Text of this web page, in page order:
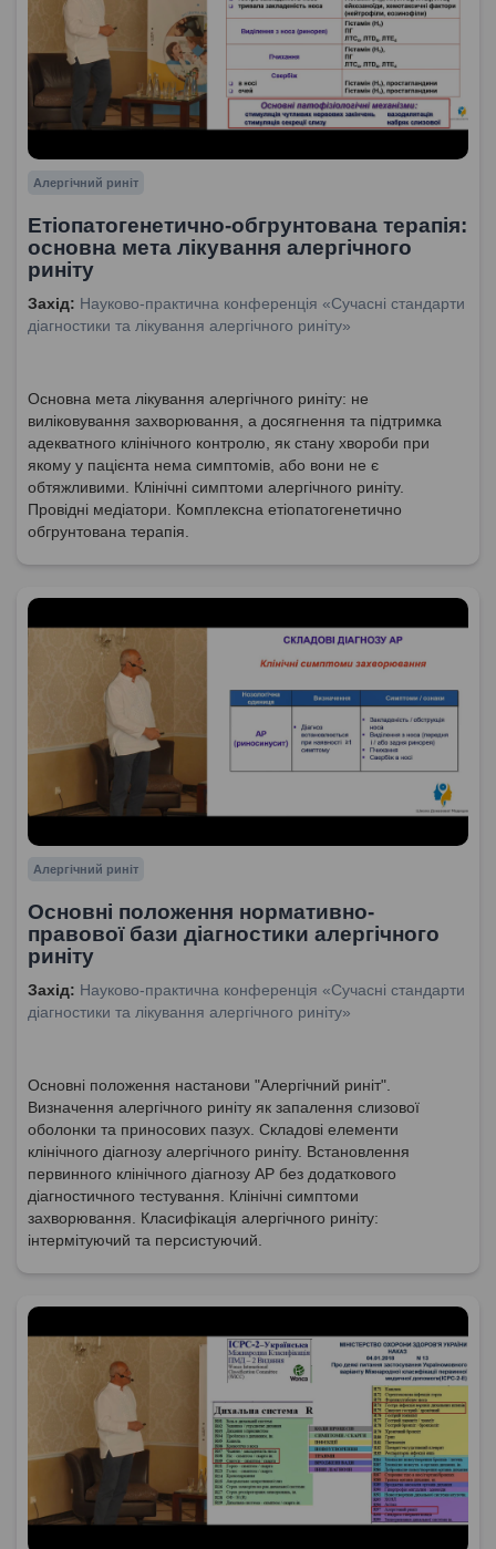
Алергічний риніт
Етіопатогенетично-обгрунтована терапія:
основна мета лікування алергічного
риніту
Захід: Науково-практична конференція «Сучасні стандарти
діагностики та лікування алергічного риніту»
Основна мета лікування алергічного риніту: не
виліковування захворювання, а досягнення та підтримка
адекватного клінічного контролю, як стану хвороби при
якому у пацієнта нема симптомів, або вони не є
обтяжливими. Клінічні симптоми алергічного риніту.
Провідні медіатори. Комплексна етіопатогенетично
обгрунтована терапія.
Алергічний риніт
Основні положення нормативно-
правової бази діагностики алергічного
риніту
Захід: Науково-практична конференція «Сучасні стандарти
діагностики та лікування алергічного риніту»
Основні положення настанови "Алергічний риніт".
Визначення алергічного риніту як запалення слизової
оболонки та приносових пазух. Складові елементи
клінічного діагнозу алергічного риніту. Встановлення
первинного клінічного діагнозу АР без додаткового
діагностичного тестування. Клінічні симптоми
захворювання. Класифікація алергічного риніту:
інтермітуючий та персистуючий.